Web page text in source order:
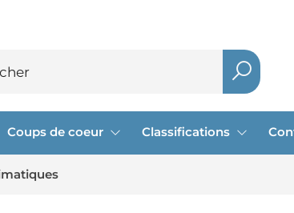
Coups de coeur Classifications